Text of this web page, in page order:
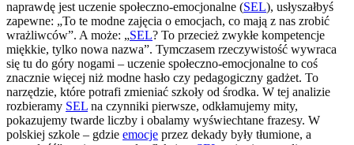
naprawdę jest uczenie społeczno-emocjonalne (SEL), usłyszałbyś
zapewne: „To te modne zajęcia o emocjach, co mają z nas zrobić
wrażliwców”. A może: „SEL? To przecież zwykłe kompetencje
miękkie, tylko nowa nazwa”. Tymczasem rzeczywistość wywraca
się tu do góry nogami – uczenie społeczno-emocjonalne to coś
znacznie więcej niż modne hasło czy pedagogiczny gadżet. To
narzędzie, które potrafi zmieniać szkoły od środka. W tej analizie
rozbieramy SEL na czynniki pierwsze, odkłamujemy mity,
pokazujemy twarde liczby i obalamy wyświechtane frazesy. W
polskiej szkole – gdzie emocje przez dekady były tłumione, a